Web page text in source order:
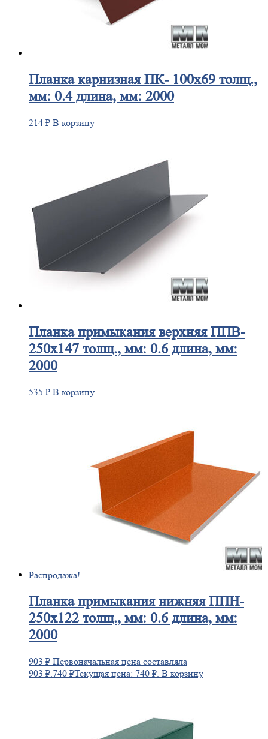
Планкакарнизная ПК- 100х69 толщ.,
мм: 0.4 длина, мм: 2000
214 ₽ В корзину
Планкапримыкания верхняя ППВ-
250х147 толщ., мм: 0.6 длина, мм:
2000
535 ₽ В корзину
Распродажа!
Планкапримыкания нижняя ППН-
250х122 толщ., мм: 0.6 длина, мм:
2000
903₽ Первоначальная цена составляла
903 ₽. 740 ₽Текущая цена: 740 ₽. В корзину